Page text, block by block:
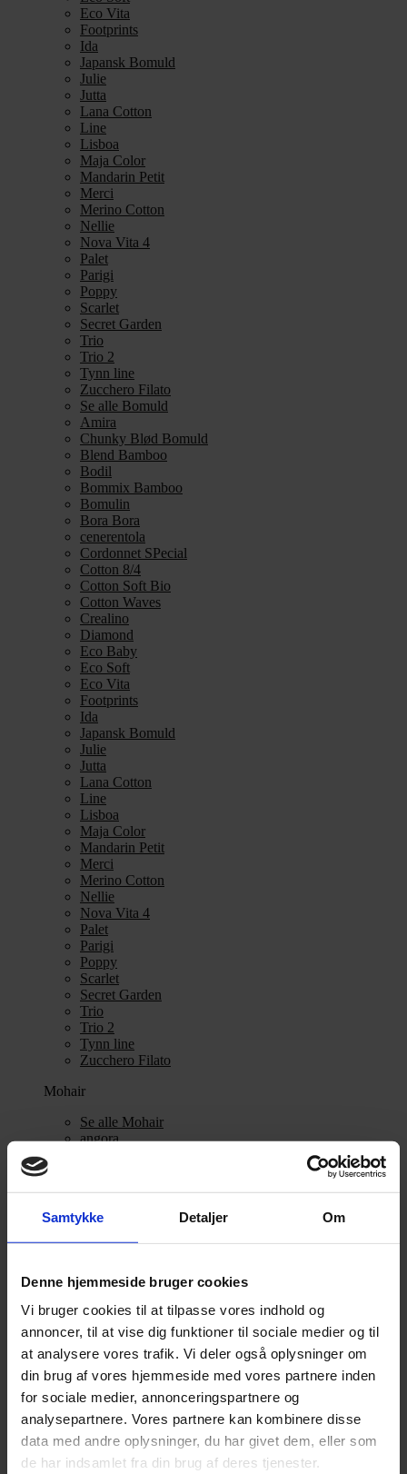
Samtykke Detaljer Om
Denne hjemmeside bruger cookies
Vi bruger cookies til at tilpasse vores indhold og
annoncer, til at vise dig funktioner til sociale medier og til
at analysere vores trafik. Vi deler også oplysninger om
din brug af vores hjemmeside med vores partnere inden
for sociale medier, annonceringspartnere og
analysepartnere. Vores partnere kan kombinere disse
data med andre oplysninger, du har givet dem, eller som
de har indsamlet fra din brug af deres tjenester.
Eco Vita
Footprints
Ida
Japansk Bomuld
Julie
Jutta
Lana Cotton
Line
Lisboa
Maja Color
Mandarin Petit
Merci
Merino Cotton
Nellie
Nova Vita 4
Palet
Parigi
Poppy
Scarlet
Secret Garden
Trio
Trio 2
Tynn line
Zucchero Filato
Se alle Bomuld
Amira
Chunky Blød Bomuld
Blend Bamboo
Bodil
Bommix Bamboo
Bomulin
Bora Bora
cenerentola
Cordonnet SPecial
Cotton 8/4
Cotton Soft Bio
Cotton Waves
Crealino
Diamond
Eco Baby
Eco Soft
Eco Vita
Footprints
Ida
Japansk Bomuld
Julie
Jutta
Lana Cotton
Line
Lisboa
Maja Color
Mandarin Petit
Merci
Merino Cotton
Nellie
Nova Vita 4
Palet
Parigi
Poppy
Scarlet
Secret Garden
Trio
Trio 2
Tynn line
Zucchero Filato
Mohair
Se alle Mohair
angora
Mulberry Silk
Tynn Silk Mohair
Se alle Mohair
angora
Bella
Bella Color
Desiderio
Filnovo
Mulberry Silk
Leonora
Silk Mohair
Tilia
Tynn Silk Mohair